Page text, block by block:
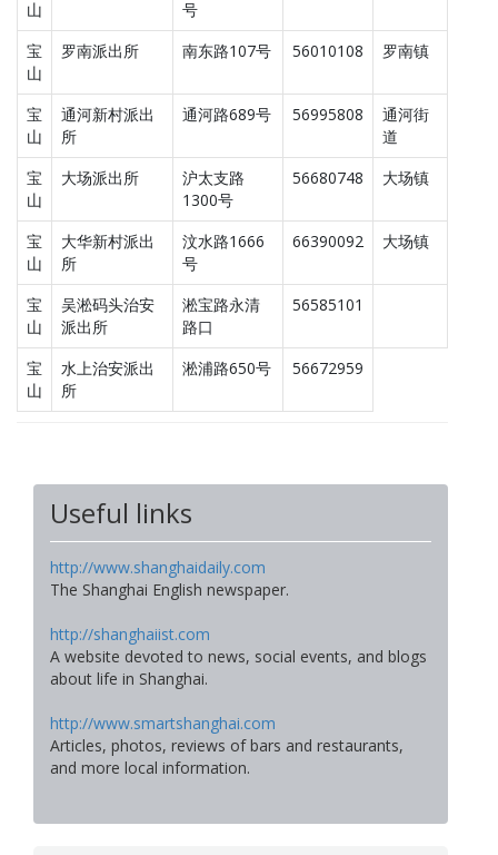
山
号
宝
山
罗南派出所 南东路107号 56010108 罗南镇
宝
山
通河新村派出
所
通河路689号 56995808
通河街
道
宝
山
大场派出所
沪太支路
1300号
56680748 大场镇
宝
山
大华新村派出
所
汶水路1666
号
66390092 大场镇
宝
山
吴淞码头治安
派出所
淞宝路永清
路口
56585101
宝
山
水上治安派出
所
淞浦路650号 56672959
Useful links
http://www.shanghaidaily.com
The Shanghai English newspaper.
http://shanghaiist.com
A website devoted to news, social events, and blogs
about life in Shanghai.
http://www.smartshanghai.com
Articles, photos, reviews of bars and restaurants,
and more local information.